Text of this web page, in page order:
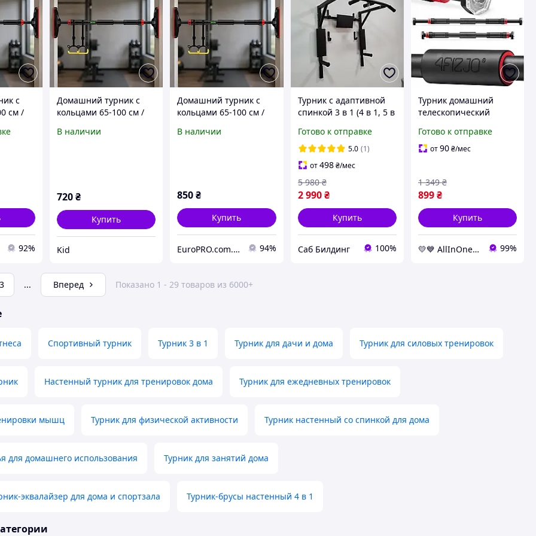
с
см /
/
92%
Домашний турник с
кольцами 65-100 см /
для занятия спортом /
В наличии
720₴
Купить
Kid
Домашний турник с
кольцами 65-100 см /
для занятия спортом /
В наличии
850₴
Купить
EuroPRO.com.ua | Бытовая Техника из Европы 94%
Турник с адаптивной
спинкой 3 в 1 (4 в 1, 5 в
разборный настенный
УСИЛЕННЫЙ с
резиновыми ручками
Готово к отправке
5.0 (1)
от498 ₴/мес
2 990 ₴
5 980 ₴
Купить
Саб Билдинг 100%
Турник домашний
телескопический
4FJ0097, монтируемый
в дверной проем
Готово к отправке
от90₴/мес
899₴
1 349 ₴
Купить
💛💙 AllInOne - находи все необходимое в одном магазине! 99%
3 ... Вперед Показано 1 - 29 товаров из 6000+
Спортивный турник Турник 3 в 1 Турник для дачи и дома Турник для силовых тренировок
Настенный турник для тренировок дома Турник для ежедневных тренировок
мышц Турник для физической активности Турник настенный со спинкой для дома
для домашнего использования Турник для занятий дома
эквалайзер для дома и спортзала Турник-брусы настенный 4 в 1